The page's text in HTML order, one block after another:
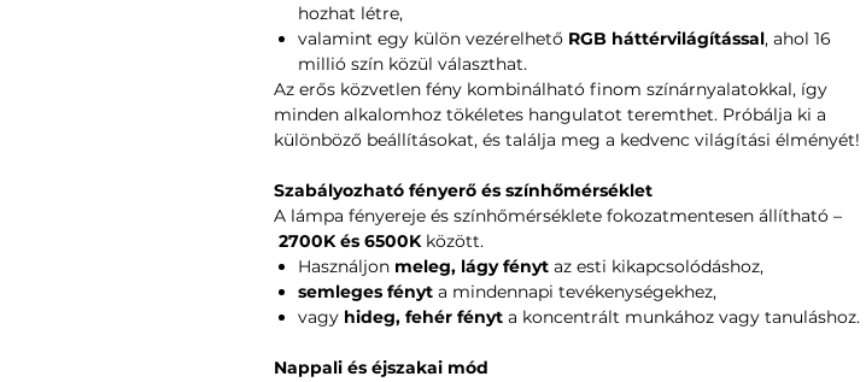
hozhat létre,
valamint egy külön vezérelhető RGB háttérvilágítással, ahol 16
millió szín közül választhat.
Az erős közvetlen fény kombinálható finom színárnyalatokkal, így
minden alkalomhoz tökéletes hangulatot teremthet. Próbálja ki a
különböző beállításokat, és találja meg a kedvenc világítási élményét!
Szabályozható fényerő és színhőmérséklet
A lámpa fényereje és színhőmérséklete fokozatmentesen állítható –
2700K és 6500Kközött.
Használjon meleg, lágy fényt az esti kikapcsolódáshoz,
semleges fényt a mindennapi tevékenységekhez,
vagy hideg, fehér fényt a koncentrált munkához vagy tanuláshoz.
Nappali és éjszakai mód